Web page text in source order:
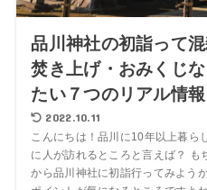
品川神社の初詣って
焚き上げ・おみくじ
たい７つのリアル情報
2022.10.11
こんにちは！品川に10年以上暮ら
に人が訪れるところと言えば？ も
から品川神社に初詣行ってみよう